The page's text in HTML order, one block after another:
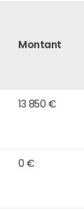
Montant
13 850 €
0 €